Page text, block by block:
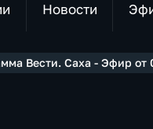
Новости
Вести. Саха - Эфир от